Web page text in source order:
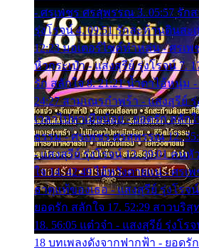
- ศรเพชร ศรสุพรรณ 3. 05:57 รัก
รุ่งโรจน์ 4. 09:51 รักสะท้านดินสะ
12:23 มอเตอร์ไซค์ทำหล่น - ศรเ
หิ้วกระเป๋า - แสงสุรีย์ รุ่งโรจน์ 7.
รัก สลักใจ 8. 21:21 น้ำตาไอ้หนุ่ม
24:27 สามเณรกำพร้า - แสงสุรีย์ รุ่
เวลาไปหาเมียน้อย - ยอดรัก สลักใ
ธรรม - ศรเพชร ศรสุพรรณ 12.
- แสงสุรีย์ รุ่งโรจน์ 13. 39:01 คน
ใจ 14. 42:49 ไอ้หวังตายแน่ - ศรเ
ธาตุแท้ของเธอ - แสงสุรีย์ รุ่งโรจ
ยอดรัก สลักใจ 17. 52:29 สาวบริ
18. 56:05 แต๋วจ๋า - แสงสุรีย์ รุ่งโร
18 บทเพลงดังจากฟากฟ้า - ยอดรั